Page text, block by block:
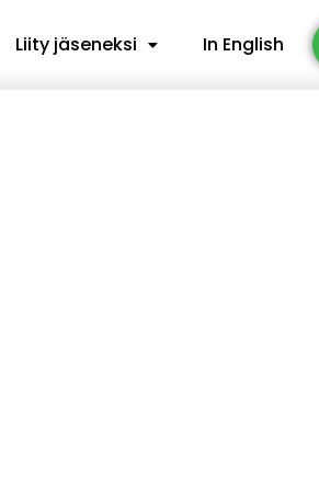
Liity jäseneksi In English